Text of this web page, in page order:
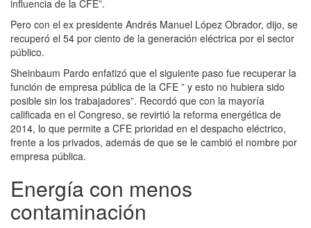
influencia de la CFE”.
Pero con el ex presidente Andrés Manuel López Obrador, dijo, se
recuperó el 54 por ciento de la generación eléctrica por el sector
público.
Sheinbaum Pardo enfatizó que el siguiente paso fue recuperar la
función de empresa pública de la CFE ” y esto no hubiera sido
posible sin los trabajadores”. Recordó que con la mayoría
calificada en el Congreso, se revirtió la reforma energética de
2014, lo que permite a CFE prioridad en el despacho eléctrico,
frente a los privados, además de que se le cambió el nombre por
empresa pública.
Energía con menos
contaminación